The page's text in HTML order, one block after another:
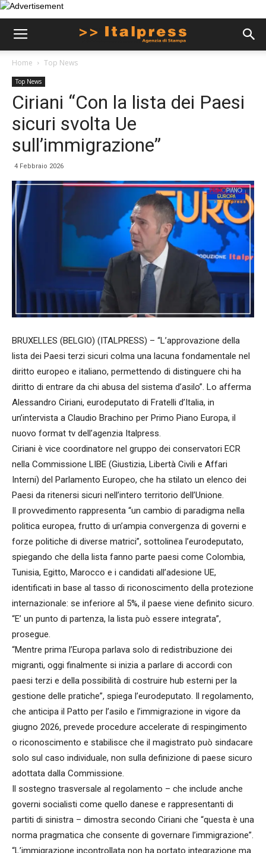
Home Top News
Top News
Ciriani “Con la lista dei Paesi
sicuri svolta Ue
sull’immigrazione”
4 Febbraio 2026
BRUXELLES (BELGIO) (ITALPRESS) – “L’approvazione della
lista dei Paesi terzi sicuri colma una lacuna fondamentale nel
diritto europeo e italiano, permettendo di distinguere chi ha
diritto di entrare da chi abusa del sistema d’asilo”. Lo afferma
Alessandro Ciriani, eurodeputato di Fratelli d’Italia, in
un’intervista a Claudio Brachino per Primo Piano Europa, il
nuovo format tv dell’agenzia Italpress.
Ciriani è vice coordinatore nel gruppo dei conservatori ECR
nella Commissione LIBE (Giustizia, Libertà Civili e Affari
Interni) del Parlamento Europeo, che ha stilato un elenco dei
Paesi da ritenersi sicuri nell’intero territorio dell’Unione.
Il provvedimento rappresenta “un cambio di paradigma nella
politica europea, frutto di un’ampia convergenza di governi e
forze politiche di diverse matrici”, sottolinea l’eurodeputato,
spiegando che della lista fanno parte paesi come Colombia,
Tunisia, Egitto, Marocco e i candidati all’adesione UE,
identificati in base al tasso di riconoscimento della protezione
internazionale: se inferiore al 5%, il paese viene definito sicuro.
“E’ un punto di partenza, la lista può essere integrata”,
prosegue.
“Mentre prima l’Europa parlava solo di redistribuzione dei
migranti, oggi finalmente si inizia a parlare di accordi con
paesi terzi e della possibilità di costruire hub esterni per la
gestione delle pratiche”, spiega l’eurodeputato. Il regolamento,
che anticipa il Patto per l’asilo e l’immigrazione in vigore da
giugno 2026, prevede procedure accelerate di respingimento
o riconoscimento e stabilisce che il magistrato può sindacare
solo sul caso individuale, non sulla definizione di paese sicuro
adottata dalla Commissione.
Il sostegno trasversale al regolamento – che include anche
governi socialisti come quello danese e rappresentanti di
partiti di sinistra – dimostra secondo Ciriani che “questa è una
norma pragmatica che consente di governare l’immigrazione”.
“L’immigrazione incontrollata non ha portato integrazione ma